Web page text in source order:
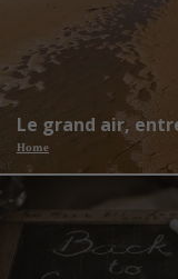
Le grand air,
Home